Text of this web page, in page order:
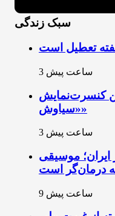
سبک زندگی
تعطیل است
3 ساعت پیش
کنسرت‌نمایش
«سیاوش»
3 ساعت پیش
ایران؛ موسیقی
درمان‌گر است
9 ساعت پیش